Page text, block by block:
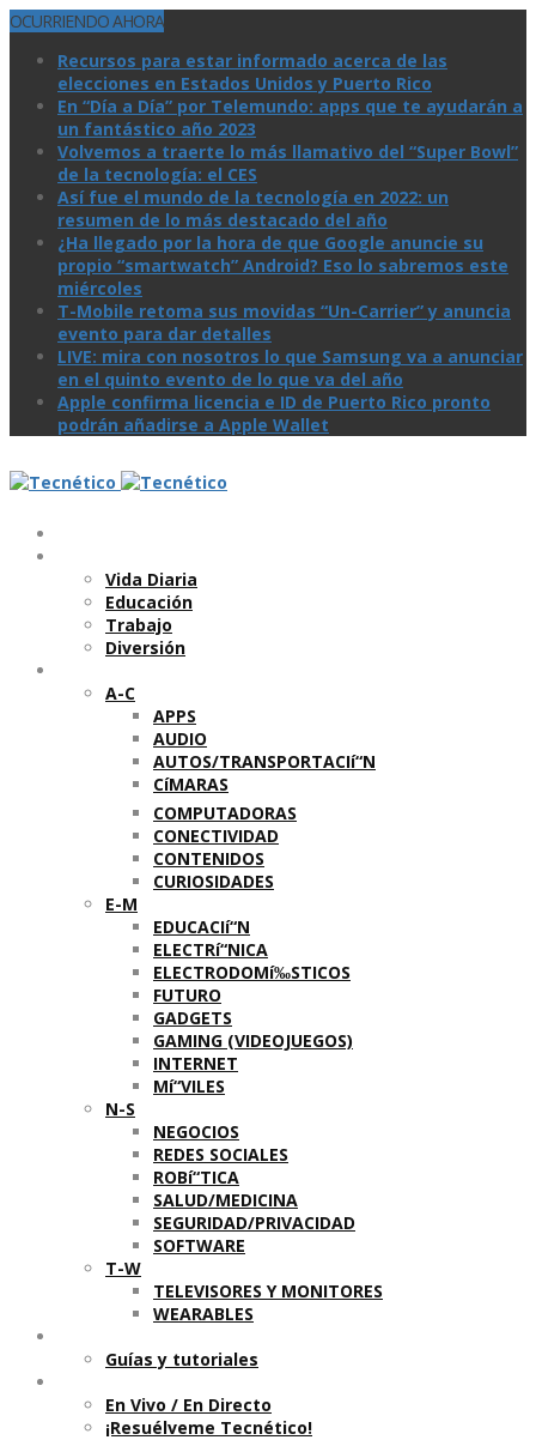
OCURRIENDO AHORA
Recursos para estar informado acerca de las
elecciones en Estados Unidos y Puerto Rico
En “Día a Día” por Telemundo: apps que te ayudarán a
un fantástico año 2023
Volvemos a traerte lo más llamativo del “Super Bowl”
de la tecnologí­a: el CES
Así­ fue el mundo de la tecnologí­a en 2022: un
resumen de lo más destacado del año
¿Ha llegado por la hora de que Google anuncie su
propio “smartwatch” Android? Eso lo sabremos este
miércoles
T-Mobile retoma sus movidas “Un-Carrier” y anuncia
evento para dar detalles
LIVE: mira con nosotros lo que Samsung va a anunciar
en el quinto evento de lo que va del año
Apple confirma licencia e ID de Puerto Rico pronto
podrán añadirse a Apple Wallet
Vida Diaria
Educación
Trabajo
Diversión
A-C
APPS
AUDIO
AUTOS/TRANSPORTACIí“N
CíMARAS
COMPUTADORAS
CONECTIVIDAD
CONTENIDOS
CURIOSIDADES
E-M
EDUCACIí“N
ELECTRí“NICA
ELECTRODOMí‰STICOS
FUTURO
GADGETS
GAMING (VIDEOJUEGOS)
INTERNET
Mí“VILES
N-S
NEGOCIOS
REDES SOCIALES
ROBí“TICA
SALUD/MEDICINA
SEGURIDAD/PRIVACIDAD
SOFTWARE
T-W
TELEVISORES Y MONITORES
WEARABLES
Guí­as y tutoriales
En Vivo / En Directo
¡Resuélveme Tecnético!